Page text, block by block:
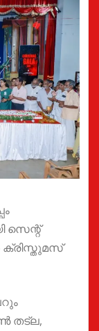
സെന്റ്
തട്ല,